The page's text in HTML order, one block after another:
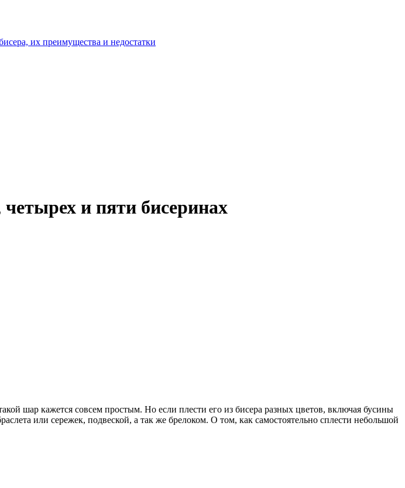
их преимущества и недостатки
и пяти бисеринах
шар кажется совсем простым. Но если плести его из бисера разных цветов, включая бусины
или сережек, подвеской, а так же брелоком. О том, как самостоятельно сплести небольшой